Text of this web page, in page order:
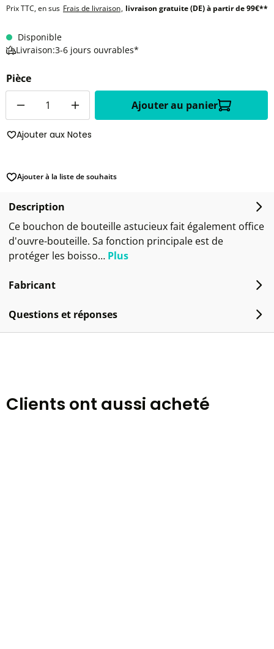
Prix TTC, en sus Frais de livraison, livraison gratuite (DE) à partir de 99€**
Disponible
Livraison:3-6 jours ouvrables*
Pièce
Ajouter au panier
Ajouter aux Notes
Ajouter à la liste de souhaits
Description
Ce bouchon de bouteille astucieux fait également office
d'ouvre-bouteille. Sa fonction principale est de
protéger les boisso… Plus
Fabricant
Questions et réponses
Clients ont aussi acheté